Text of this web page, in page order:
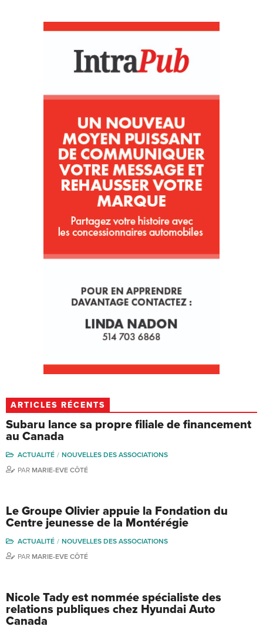
ARTICLES RÉCENTS
Subaru lance sa propre filiale de financement
au Canada
ACTUALITÉ
NOUVELLES DES ASSOCIATIONS
PAR MARIE-EVE CÔTÉ
Le Groupe Olivier appuie la Fondation du
Centre jeunesse de la Montérégie
ACTUALITÉ
NOUVELLES DES ASSOCIATIONS
PAR MARIE-EVE CÔTÉ
Nicole Tady est nommée spécialiste des
relations publiques chez Hyundai Auto
Canada